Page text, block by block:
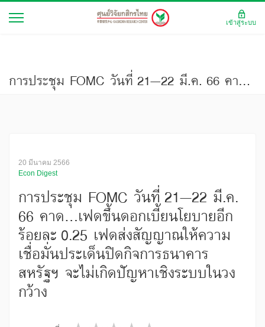
การประชุม FOMC วันที่ 21–22 มี.ค. 66 คาด...เฟดขึ้นดอกเบี้ยนโยบายอีกร้อยละ 0.25 เฟดส่งสัญญาณให้ความเชื่อมั่นประเด็นปิดกิจการธนาคารสหรัฐฯ จะไม่เกิดปัญหาเชิงระบบในวงกว้าง
20 มีนาคม 2566
Econ Digest
การประชุม FOMC วันที่ 21–22 มี.ค.
66 คาด...เฟดขึ้นดอกเบี้ยนโยบายอีก
ร้อยละ 0.25 เฟดส่งสัญญาณให้ความ
เชื่อมั่นประเด็นปิดกิจการธนาคาร
สหรัฐฯ จะไม่เกิดปัญหาเชิงระบบในวง
กว้าง
เข้าสู่ระบบ